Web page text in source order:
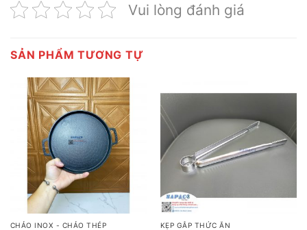
Vui lòng đánh giá
SẢN PHẨM TƯƠNG TỰ
CHẢO INOX - CHẢO THÉP KẸP GẮP THỨC ĂN